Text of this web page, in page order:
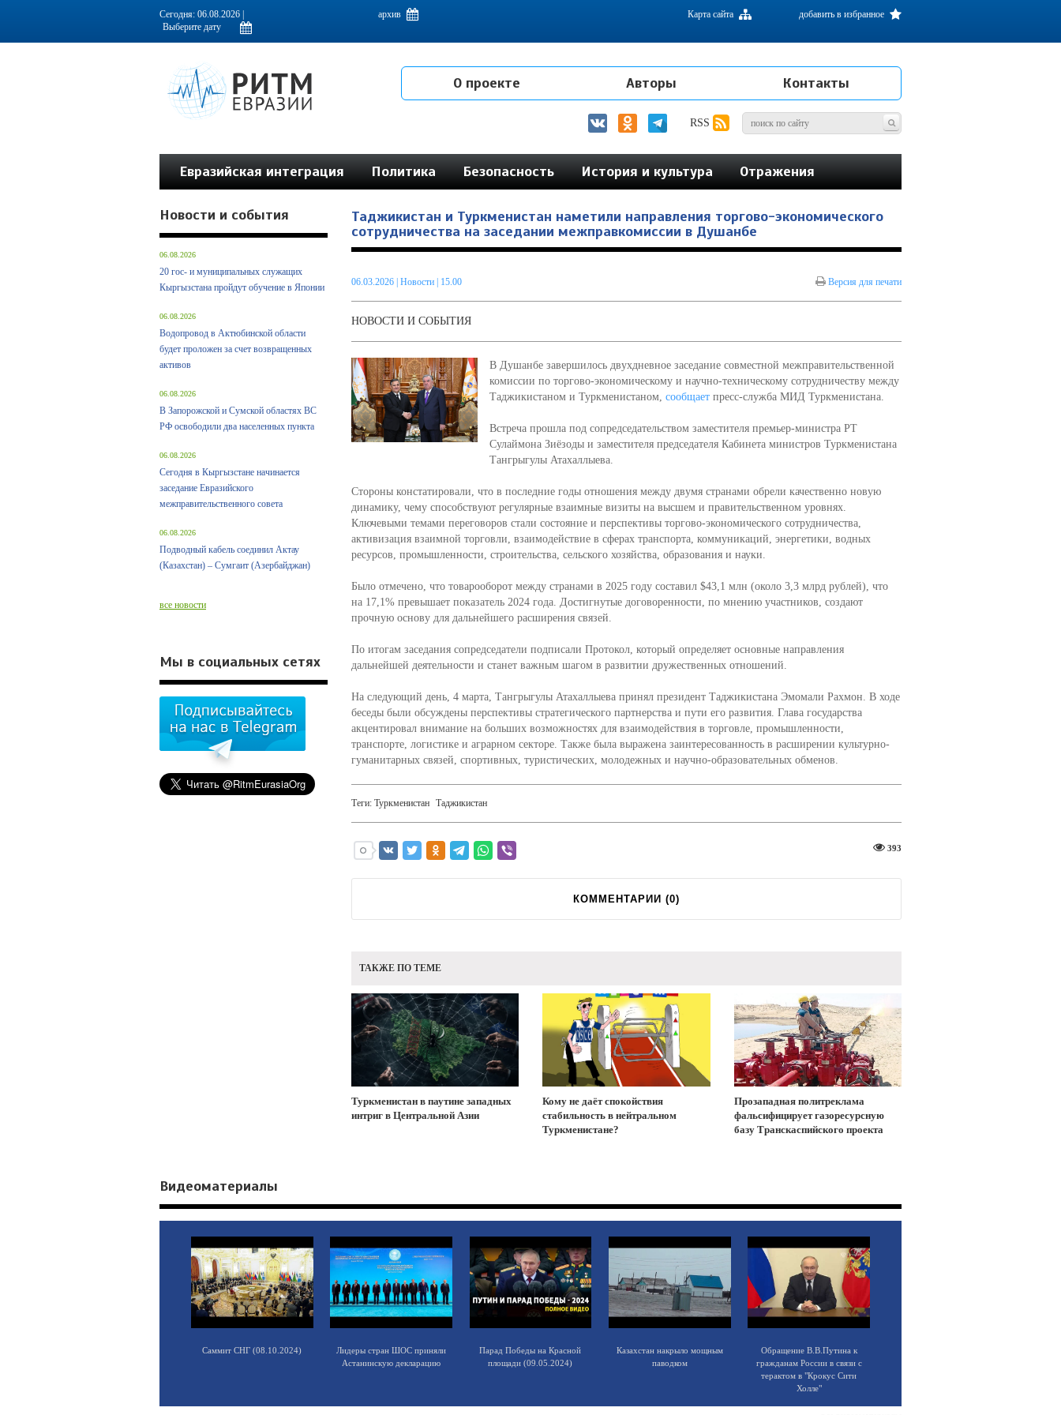
Информационно-аналитическое издание, посвященное актуальным проблемам интеграции на постсоветском пространстве
Сегодня: 06.08.2026 | архив добавить в избранное
Карта сайта
О проекте Авторы Контакты
RSS
Евразийская интеграция Политика Безопасность История и культура Отражения
Таджикистан и Туркменистан наметили направления торгово-экономического
сотрудничества на заседании межправкомиссии в Душанбе
06.03.2026| Новости | 15.00 Версия для печати
НОВОСТИ И СОБЫТИЯ
В Душанбе завершилось двухдневное заседание совместной межправительственной
комиссии по торгово-экономическому и научно-техническому сотрудничеству между
Таджикистаном и Туркменистаном, сообщаетпресс-служба МИД Туркменистана.
Встреча прошла под сопредседательством заместителя премьер-министра РТ
Сулаймона Зиёзоды и заместителя председателя Кабинета министров Туркменистана
Тангрыгулы Атахаллыева.
Стороны констатировали, что в последние годы отношения между двумя странами обрели качественно новую
динамику, чему способствуют регулярные взаимные визиты на высшем и правительственном уровнях.
Ключевыми темами переговоров стали состояние и перспективы торгово-экономического сотрудничества,
активизация взаимной торговли, взаимодействие в сферах транспорта, коммуникаций, энергетики, водных
ресурсов, промышленности, строительства, сельского хозяйства, образования и науки.
Было отмечено, что товарооборот между странами в 2025 году составил $43,1 млн (около 3,3 млрд рублей), что
на 17,1% превышает показатель 2024 года. Достигнутые договоренности, по мнению участников, создают
прочную основу для дальнейшего расширения связей.
По итогам заседания сопредседатели подписали Протокол, который определяет основные направления
дальнейшей деятельности и станет важным шагом в развитии дружественных отношений.
На следующий день, 4 марта, Тангрыгулы Атахаллыева принял президент Таджикистана Эмомали Рахмон. В ходе
беседы были обсуждены перспективы стратегического партнерства и пути его развития. Глава государства
акцентировал внимание на больших возможностях для взаимодействия в торговле, промышленности,
транспорте, логистике и аграрном секторе. Также была выражена заинтересованность в расширении культурно-
гуманитарных связей, спортивных, туристических, молодежных и научно-образовательных обменов.
Теги: Туркменистан Таджикистан
393
КОММЕНТАРИИ (0)
ТАКЖЕ ПО ТЕМЕ
Туркменистан в паутине западных
интриг в Центральной Азии
Кому не даёт спокойствия
стабильность в нейтральном
Туркменистане?
Прозападная политреклама
фальсифицирует газоресурсную
базу Транскаспийского проекта
Новости и события
06.08.2026
20 гос- и муниципальных служащих
Кыргызстана пройдут обучение в Японии
06.08.2026
Водопровод в Актюбинской области
будет проложен за счет возвращенных
активов
06.08.2026
В Запорожской и Сумской областях ВС
РФ освободили два населенных пункта
06.08.2026
Сегодня в Кыргызстане начинается
заседание Евразийского
межправительственного совета
06.08.2026
Подводный кабель соединил Актау
(Казахстан) – Сумгаит (Азербайджан)
все новости
Мы в социальных сетях
Видеоматериалы
Саммит СНГ (08.10.2024)
Лидеры стран ШОС приняли
Астанинскую декларацию
Парад Победы на Красной
площади (09.05.2024)
Казахстан накрыло мощным
паводком
Обращение В.В.Путина к
гражданам России в связи с
терактом в "Крокус Сити
Холле"